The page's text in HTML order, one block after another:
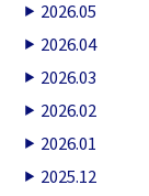
2026.05
2026.04
2026.03
2026.02
2026.01
2025.12